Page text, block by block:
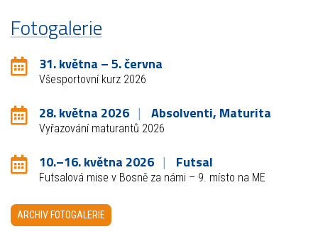
Fotogalerie
31. května – 5. června
Všesportovní kurz 2026
28. května 2026 Absolventi, Maturita
Vyřazování maturantů 2026
10.–16. května 2026 Futsal
Futsalová mise v Bosně za námi – 9. místo na ME
ARCHIV FOTOGALERIE